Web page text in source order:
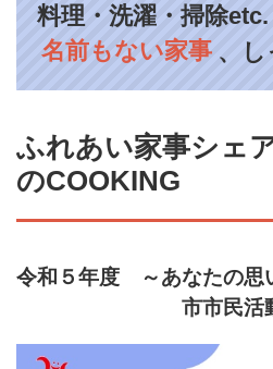
料理・洗濯・掃除etc.
名前もない家事 、し
ふれあい家事シェ
のCOOKING
令和５年度 ～あなたの
市市民